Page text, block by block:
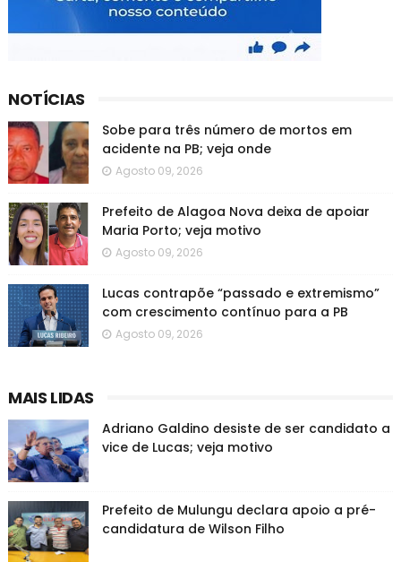
NOTÍCIAS
Sobe para três número de mortos em
acidente na PB; veja onde
Agosto 09, 2026
Prefeito de Alagoa Nova deixa de apoiar
Maria Porto; veja motivo
Agosto 09, 2026
Lucas contrapõe “passado e extremismo”
com crescimento contínuo para a PB
Agosto 09, 2026
MAIS LIDAS
Adriano Galdino desiste de ser candidato a
vice de Lucas; veja motivo
Prefeito de Mulungu declara apoio a pré-
candidatura de Wilson Filho